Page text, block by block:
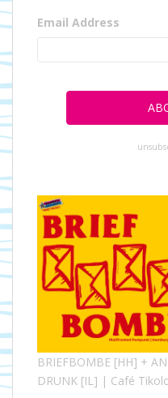
Email Address
BRIEFBOMBE [HH] +
DRUNK [IL] | Café